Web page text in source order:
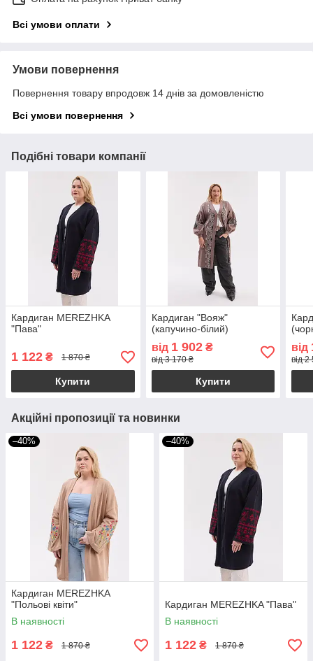
Всі умови оплати
Умови повернення
Повернення товару впродовж 14 днів за домовленістю
Всі умови повернення
Подібні товари компанії
Кардиган MEREZHKA
"Пава"
1 122 ₴ 1 870 ₴
Купити
Кардиган "Вояж"
(капучино-білий)
від 1 902₴
від 3 170 ₴
Купити
від
від
Акційні пропозиції та новинки
–40%
Кардиган MEREZHKA
"Польові квіти"
В наявності
1 122 ₴ 1 870 ₴
–40%
Кардиган MEREZHKA "Пава"
В наявності
1 122 ₴ 1 870 ₴